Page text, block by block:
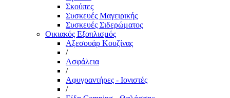
Σκούπες
Συσκευές Μαγειρικής
Συσκευές Σιδερώματος
Οικιακός Εξοπλισμός
Αξεσουάρ Κουζίνας
/
Ασφάλεια
/
Αφυγραντήρες - Ιονιστές
/